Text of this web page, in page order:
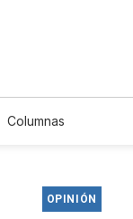
Columnas
OPINIÓN